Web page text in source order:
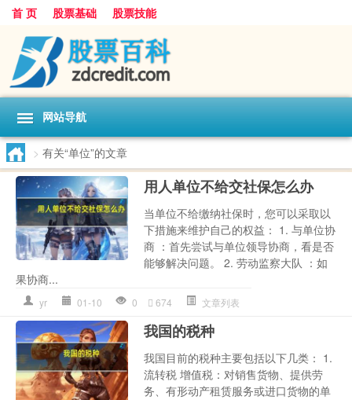
首 页 股票基础 股票技能
网站导航
> 有关“单位”的文章
用人单位不给交社保怎么办
当单位不给缴纳社保时，您可以采取以
下措施来维护自己的权益： 1. 与单位协
商 ：首先尝试与单位领导协商，看是否
能够解决问题。 2. 劳动监察大队 ：如
果协商...
yr 01-10 0 674 文章列表
我国的税种
我国目前的税种主要包括以下几类： 1.
流转税 增值税：对销售货物、提供劳
务、有形动产租赁服务或进口货物的单